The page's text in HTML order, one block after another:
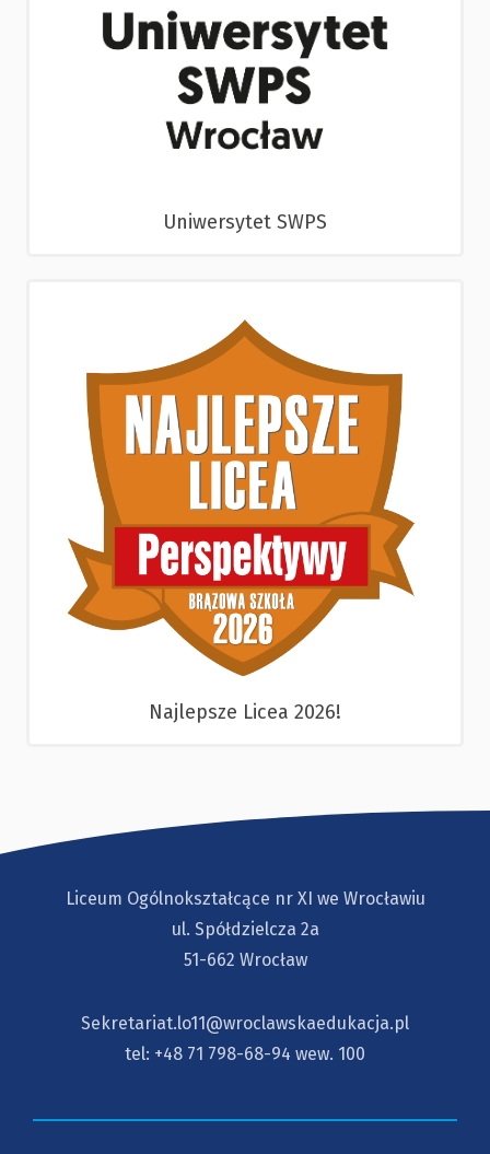
Uniwersytet SWPS
Najlepsze Licea 2026!
Liceum Ogólnokształcące nr XI we Wrocławiu
ul. Spółdzielcza 2a
51-662 Wrocław
Sekretariat.lo11@wroclawskaedukacja.pl
tel: +48 71 798-68-94 wew. 100